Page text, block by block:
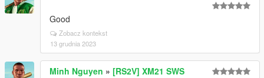
Good
Zobacz kontekst
13 grudnia 2023
Minh Nguyen » [RS2V] XM21 SWS